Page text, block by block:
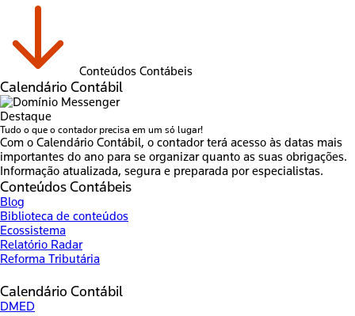
Conteúdos Contábeis
Calendário Contábil
Destaque
Tudo o que o contador precisa em um só lugar!
Com o Calendário Contábil, o contador terá acesso às datas mais
importantes do ano para se organizar quanto as suas obrigações.
Informação atualizada, segura e preparada por especialistas.
Conteúdos Contábeis
Blog
Biblioteca de conteúdos
Ecossistema
Relatório Radar
Reforma Tributária
Calendário Contábil
DMED